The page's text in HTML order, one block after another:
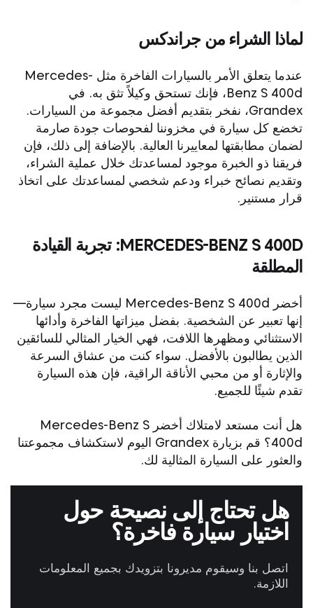
لماذا الشراء من جراندكس
عندما يتعلق الأمر بالسيارات الفاخرة مثل Mercedes-
Benz S 400d، فإنك تستحق وكيلاً تثق به. في
Grandex، نفخر بتقديم أفضل مجموعة من السيارات.
تخضع كل سيارة في مخزوننا لفحوصات جودة صارمة
لضمان مطابقتها لمعاييرنا العالية. بالإضافة إلى ذلك، فإن
فريقنا ذو الخبرة موجود لمساعدتك خلال عملية الشراء،
وتقديم نصائح خبراء ودعم شخصي لمساعدتك على اتخاذ
قرار مستنير.
MERCEDES-BENZ S 400D: تجربة القيادة
المطلقة
أخضر Mercedes-Benz S 400d ليست مجرد سيارة—
إنها تعبير عن الشخصية. بفضل ميزاتها الفاخرة وأدائها
الاستثنائي ومظهرها اللافت، فهي الخيار المثالي للسائقين
الذين يطالبون بالأفضل. سواء كنت من عشاق السرعة
والإثارة أو من محبي الأناقة الراقية، فإن هذه السيارة
تقدم شيئًا للجميع.
هل أنت مستعد لامتلاك أخضر Mercedes-Benz S
400d؟ قم بزيارة Grandex اليوم لاستكشاف مجموعتنا
والعثور على السيارة المثالية لك.
هل تحتاج إلى نصيحة حول
اختيار سيارة فاخرة؟
اتصل بنا وسيقوم مديرونا بتزويدك بجميع المعلومات
اللازمة.